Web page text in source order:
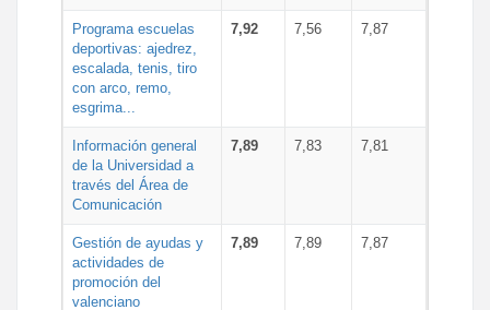
Programa escuelas
deportivas: ajedrez,
escalada, tenis, tiro
con arco, remo,
esgrima...
7,92 7,56 7,87
Información general
de la Universidad a
través del Área de
Comunicación
7,89 7,83 7,81
Gestión de ayudas y
actividades de
promoción del
valenciano
7,89 7,89 7,87